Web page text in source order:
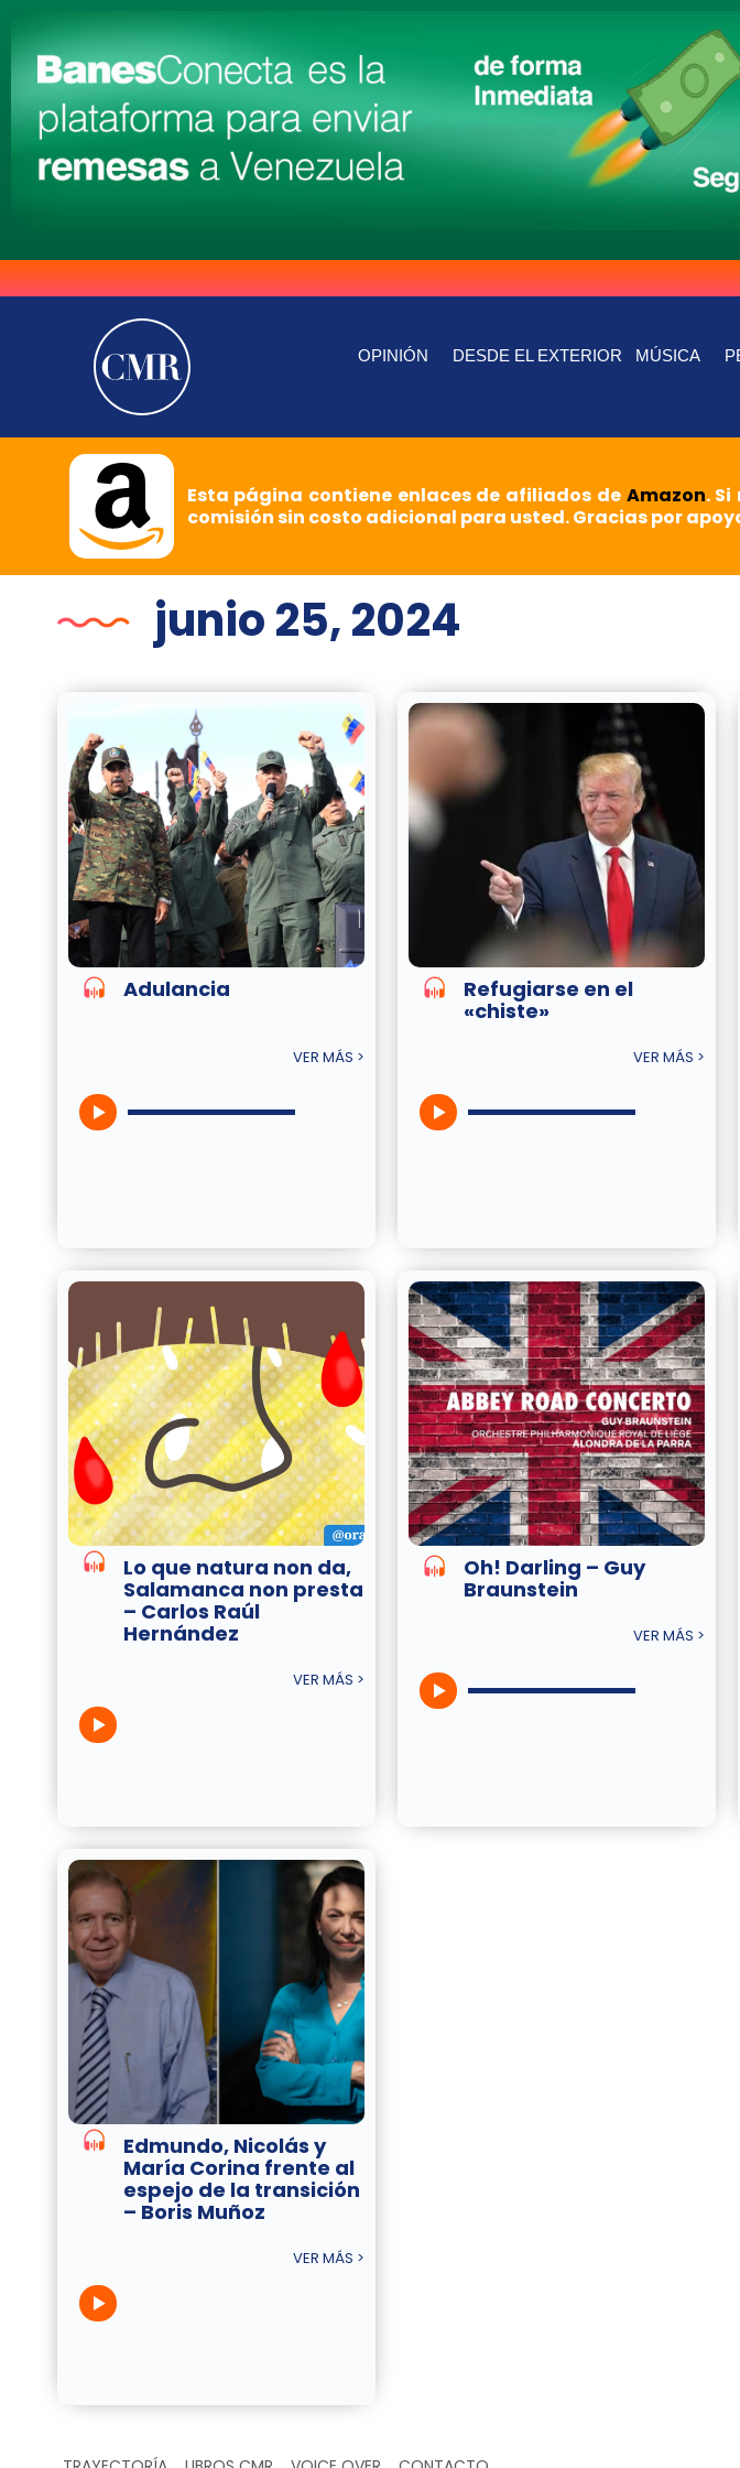
OPINIÓN DESDE EL EXTERIOR MÚSICA
Esta página contiene enlaces de afiliados de Amazon.
comisión sin costo adicional para usted. Gracias por
junio 25, 2024
Adulancia
VER MÁS >
Refugiarse en el
«chiste»
VER MÁS >
Lo que natura non da,
Salamanca non presta
– Carlos Raúl
Hernández
VER MÁS >
Oh! Darling – Guy
Braunstein
VER MÁS >
Edmundo, Nicolás y
María Corina frente al
espejo de la transición
– Boris Muñoz
VER MÁS >